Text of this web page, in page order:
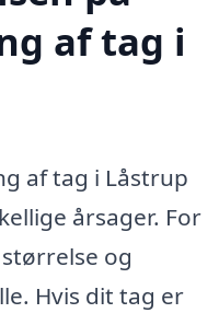
af tag i
af tag i Låstrup
årsager. For
og
Hvis dit tag er